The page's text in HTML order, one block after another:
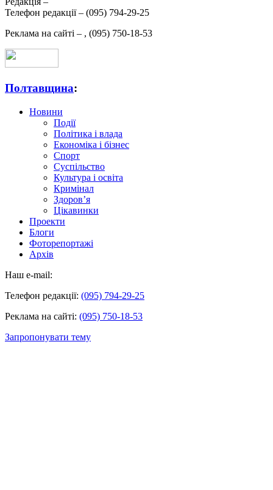
Телефон редакції – (095) 794-29-25
Реклама на сайті – , (095) 750-18-53
Полтавщина:
Новини
Події
Політика і влада
Економіка і бізнес
Спорт
Суспільство
Культура і освіта
Кримінал
Здоров’я
Цікавинки
Проекти
Блоги
Фоторепортажі
Архів
Наш e-mail:
Телефон редакції: (095) 794-29-25
Реклама на сайті: (095) 750-18-53
Запропонувати тему